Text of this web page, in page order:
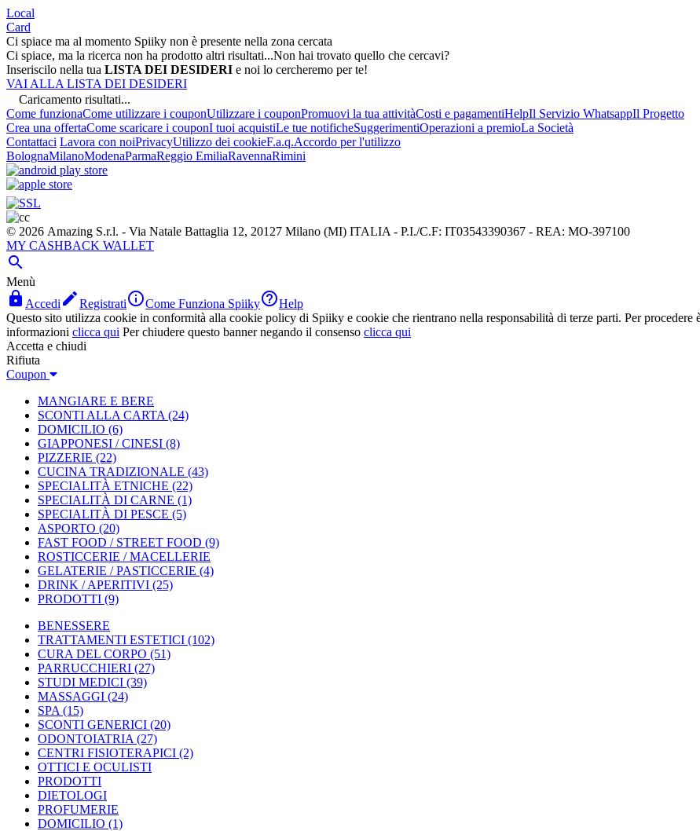
Local
Card
Ci spiace ma al momento Spiiky non è presente nella zona cercata
Ci spiace, ma la ricerca non ha prodotto altri risultati...Non hai trovato quello che cercavi?
Inseriscilo nella tua LISTA DEI DESIDERI e noi lo cercheremo per te!
VAI ALLA LISTA DEI DESIDERI
Caricamento risultati...
Come funzionaCome utilizzare i couponUtilizzare i couponPromuovi la tua attivitàCosti e pagamentiHelpIl Servizio WhatsappIl Progetto
Crea una offertaCome scaricare i couponI tuoi acquistiLe tue notificheSuggerimentiOperazioni a premioLa Società
Contattaci Lavora con noiPrivacyUtilizzo dei cookieF.a.q.Accordo per l'utilizzo
BolognaMilanoModenaParmaReggio EmiliaRavennaRimini
© 2026 Amazing S.r.l. - Via Natale Battaglia 12, 20127 Milano (MI) ITALIA - P.I./C.F: IT03543390367 - REA: MO-397100
MY CASHBACK WALLET

Menù
 Accedi RegistratiCome Funziona SpiikyHelp
Questo sito utilizza cookie in conformità alla cookie policy di Spiiky e cookie che rientrano nella responsabilità di terze parti. Per
informazioni clicca qui Per chiudere questo banner negando il consenso clicca qui
Accetta e chiudi
Rifiuta
Coupon
MANGIARE E BERE
SCONTI ALLA CARTA (24)
DOMICILIO (6)
GIAPPONESI / CINESI (8)
PIZZERIE (22)
CUCINA TRADIZIONALE (43)
SPECIALITÀ ETNICHE (22)
SPECIALITÀ DI CARNE (1)
SPECIALITÀ DI PESCE (5)
ASPORTO (20)
FAST FOOD / STREET FOOD (9)
ROSTICCERIE / MACELLERIE
GELATERIE / PASTICCERIE (4)
DRINK / APERITIVI (25)
PRODOTTI (9)
BENESSERE
TRATTAMENTI ESTETICI (102)
CURA DEL CORPO (51)
PARRUCCHIERI (27)
STUDI MEDICI (39)
MASSAGGI (24)
SPA (15)
SCONTI GENERICI (20)
ODONTOIATRIA (27)
CENTRI FISIOTERAPICI (2)
OTTICI E OCULISTI
PRODOTTI
DIETOLOGI
PROFUMERIE
DOMICILIO (1)